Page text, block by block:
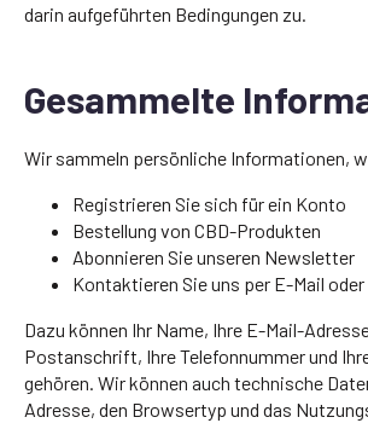
darin aufgeführten Bedingungen zu.
Gesammelte
Wir sammeln persönliche Informationen,
Registrieren Sie sich für ein Konto
Bestellung von CBD-Produkten
Abonnieren Sie unseren Newsletter
Kontaktieren Sie uns per E-Mail
Dazu können Ihr Name, Ihre E-Mail-
Postanschrift, Ihre Telefonnummer und
gehören. Wir können auch technische
Adresse, den Browsertyp und das